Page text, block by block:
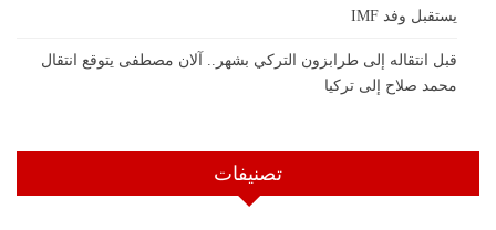
يستقبل وفد IMF
قبل انتقاله إلى طرابزون التركي بشهر.. آلان مصطفى يتوقع انتقال
محمد صلاح إلى تركيا
تصنيفات